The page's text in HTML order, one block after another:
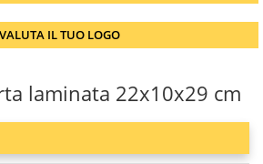
VALUTA IL TUO LOGO
laminata 22x10x29 cm